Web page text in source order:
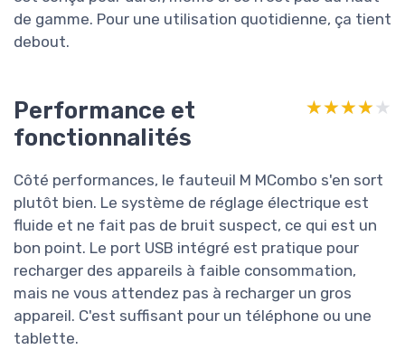
de gamme. Pour une utilisation quotidienne, ça tient
debout.
Performance et
fonctionnalités
★★★★★
★★★★★
Côté performances, le fauteuil M MCombo s'en sort
plutôt bien. Le système de réglage électrique est
fluide et ne fait pas de bruit suspect, ce qui est un
bon point. Le port USB intégré est pratique pour
recharger des appareils à faible consommation,
mais ne vous attendez pas à recharger un gros
appareil. C'est suffisant pour un téléphone ou une
tablette.